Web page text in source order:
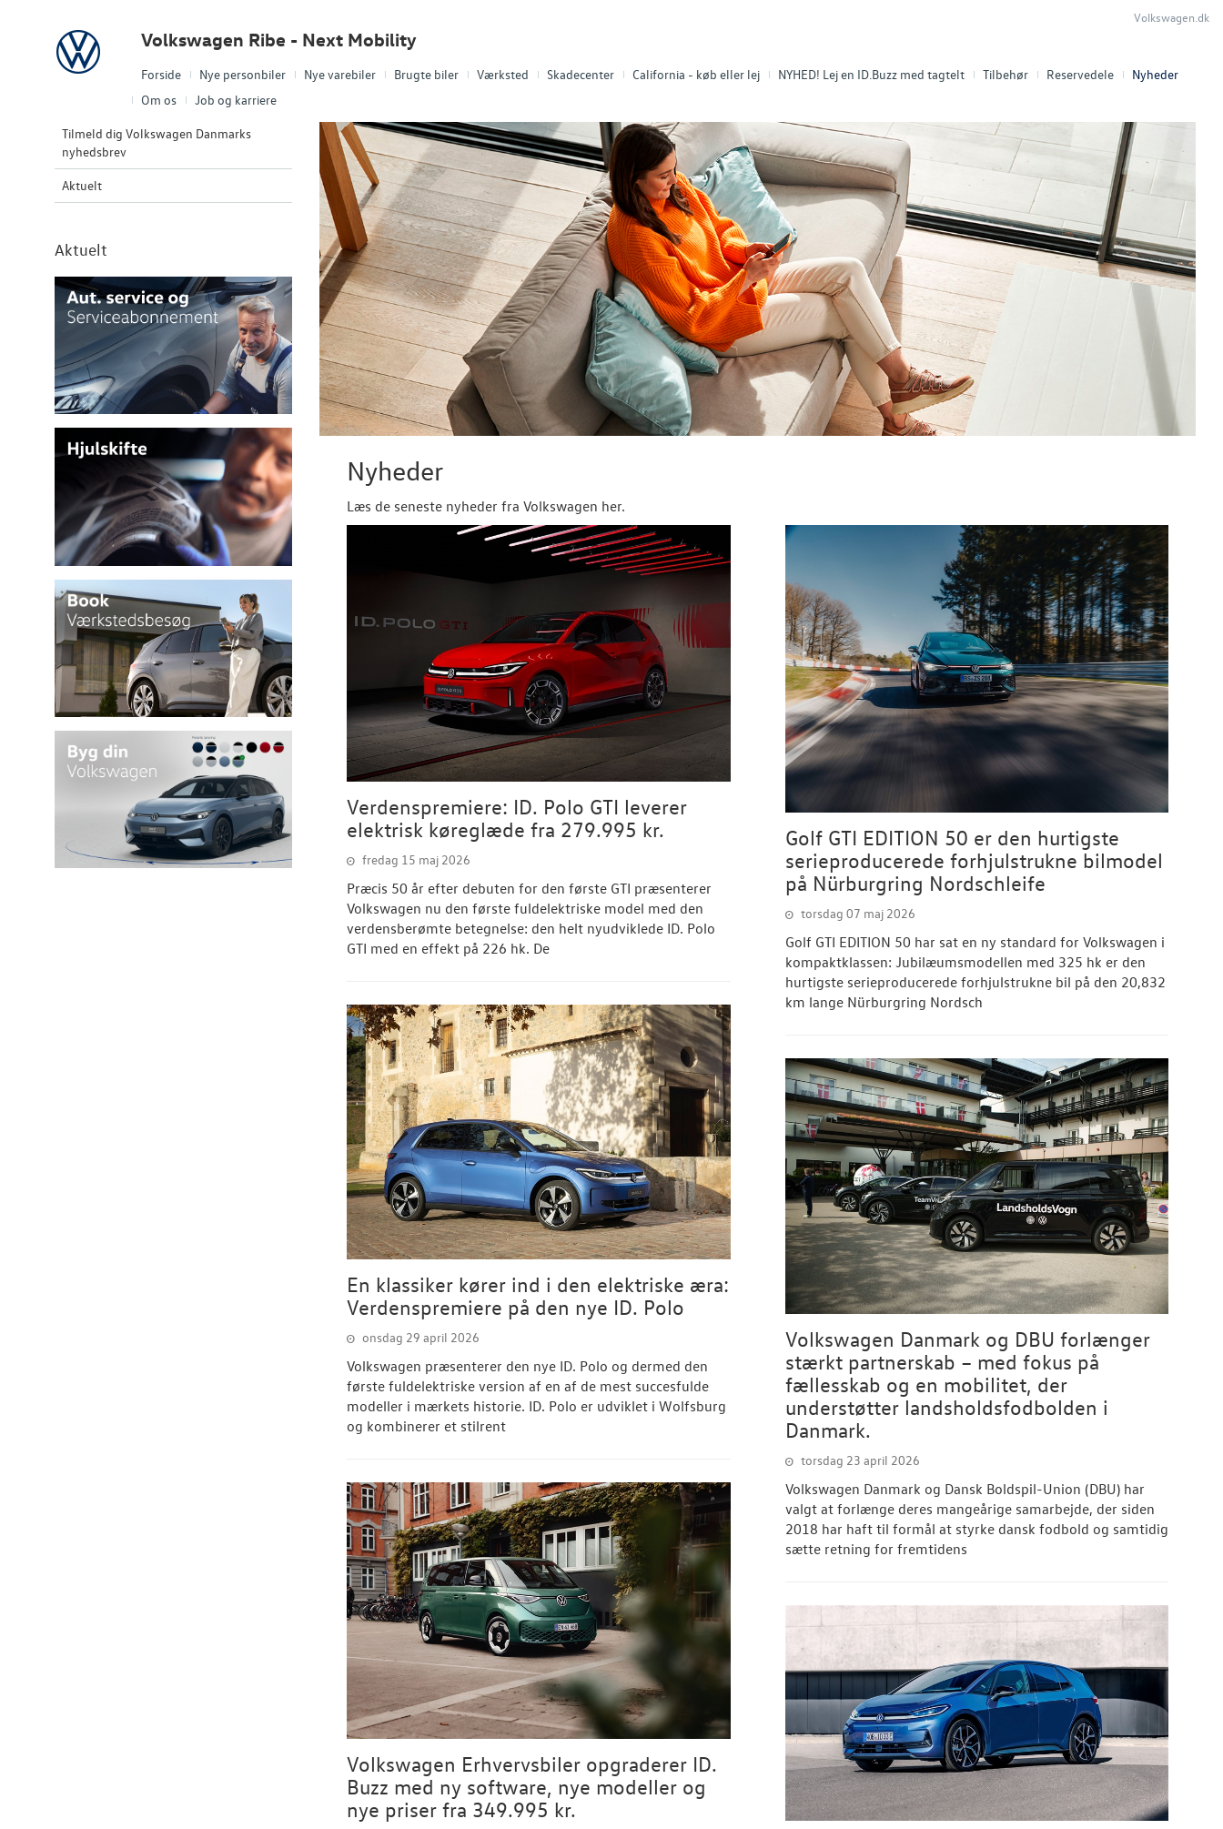
Forside Nye personbiler Nye varebiler Brugte biler Værksted Skadecenter California - køb eller lej NYHED! Lej en ID.Buzz med tagtelt Tilbehør Reservedele
Nyheder
Om os
Job og karriere
Volkswagen Volkswagen Ribe - Next Mobility
Volkswagen.dk
Tilmeld dig Volkswagen Danmarks
nyhedsbrev
Aktuelt
Aktuelt
Nyheder
Læs de seneste nyheder fra Volkswagen her.
Verdenspremiere: ID. Polo GTI leverer
elektrisk køreglæde fra 279.995 kr.
fredag 15 maj 2026
Præcis 50 år efter debuten for den første GTI præsenterer
Volkswagen nu den første fuldelektriske model med den
verdensberømte betegnelse: den helt nyudviklede ID. Polo
GTI med en effekt på 226 hk. De
En klassiker kører ind i den elektriske æra:
Verdenspremiere på den nye ID. Polo
onsdag 29 april 2026
Volkswagen præsenterer den nye ID. Polo og dermed den
første fuldelektriske version af en af de mest succesfulde
modeller i mærkets historie. ID. Polo er udviklet i Wolfsburg
og kombinerer et stilrent
Volkswagen Erhvervsbiler opgraderer ID.
Buzz med ny software, nye modeller og
nye priser fra 349.995 kr.
Golf GTI EDITION 50 er den hurtigste
serieproducerede forhjulstrukne bilmodel
på Nürburgring Nordschleife
torsdag 07 maj 2026
Golf GTI EDITION 50 har sat en ny standard for Volkswagen i
kompaktklassen: Jubilæumsmodellen med 325 hk er den
hurtigste serieproducerede forhjulstrukne bil på den 20,832
km lange Nürburgring Nordsch
Volkswagen Danmark og DBU forlænger
stærkt partnerskab – med fokus på
fællesskab og en mobilitet, der
understøtter landsholdsfodbolden i
Danmark.
torsdag 23 april 2026
Volkswagen Danmark og Dansk Boldspil-Union (DBU) har
valgt at forlænge deres mangeårige samarbejde, der siden
2018 har haft til formål at styrke dansk fodbold og samtidig
sætte retning for fremtidens